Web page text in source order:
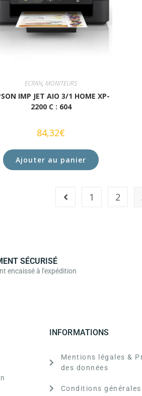
ECRAN,MONITEURS
IMP JET AIO 3/1 HOME XP-
2200 C : 604
84,32€
Ajouter au panier
1 2
SÉCURISÉ
encaissé à l'expédition
INFORMATIONS
Mentions légales &
des données
Conditions